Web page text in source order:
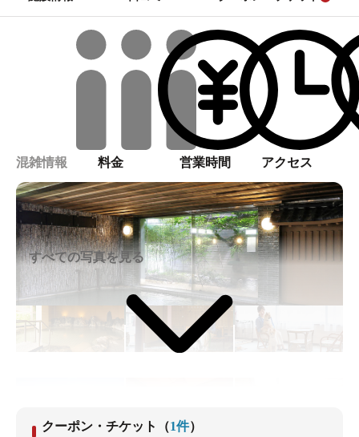
混雑情報 料金 営業時間 アクセス
すべての写真を見る
クーポン・チケット （1件）